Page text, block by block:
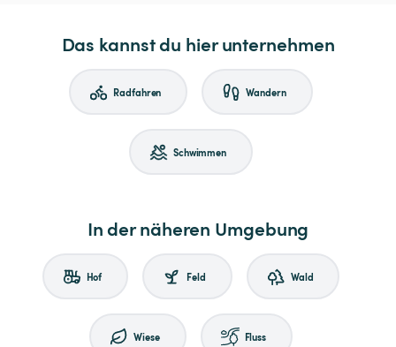
Das kannst du hier unternehmen
Radfahren Wandern
Schwimmen
In der näheren Umgebung
Hof Feld Wald
Wiese Fluss